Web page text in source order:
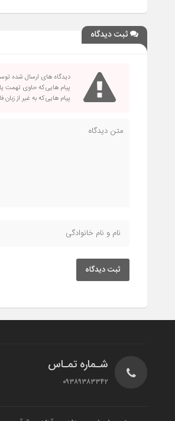
ثبت دیدگاه
دیدگاه های ارسال شده
پیام هایی که حاوی تهمت
پیام هایی که به غیر از
ثبت دیدگاه
شـماره تمـاس
۰۹۳۸۹۳۸۳۳۴۲